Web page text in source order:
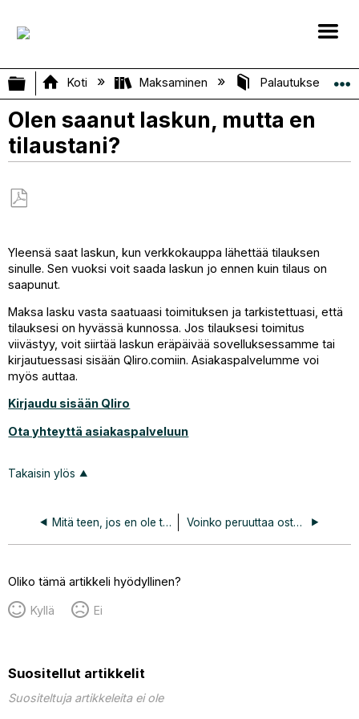
Laajenna/kutista globaali hierarkia
Koti Maksaminen Palautukset,
Olen saanut laskun, mutta en
tilaustani?
tiedostona
Yleensä saat laskun, kun verkkokauppa lähettää tilauksen
sinulle. Sen vuoksi voit saada laskun jo ennen kuin tilaus on
saapunut.
Maksa lasku vasta saatuaasi toimituksen ja tarkistettuasi, että
tilauksesi on hyvässä kunnossa. Jos tilauksesi toimitus
viivästyy, voit siirtää laskun eräpäivää sovelluksessamme tai
kirjautuessasi sisään Qliro.comiin. Asiakaspalvelumme voi
myös auttaa.
Kirjaudu sisään Qliro
Ota yhteyttä asiakaspalveluun
Takaisin ylös
Mitä teen, jos en ole tyytyväinen ostokseeni tai jos jotain on rikki? Voinko peruuttaa ostokseni Qlirossa?
Oliko tämä artikkeli hyödyllinen?
Kyllä Ei
Suositellut artikkelit
Suositeltuja artikkeleita ei ole